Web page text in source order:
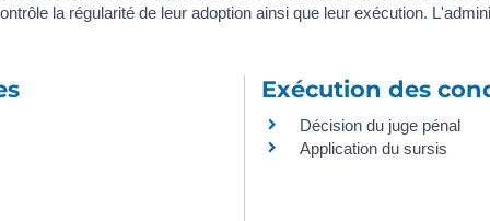
la régularité de leur adoption ainsi que leur exécution.
Exécution des
Décision du juge pénal
Application du sursis